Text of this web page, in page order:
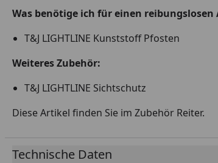
Was benötige ich für einen reibungslosen
T&J LIGHTLINE Kunststoff Pfosten
Weiteres Zubehör:
T&J LIGHTLINE Sichtschutz
Diese Artikel finden Sie im Zubehör Reiter.
Technische Daten